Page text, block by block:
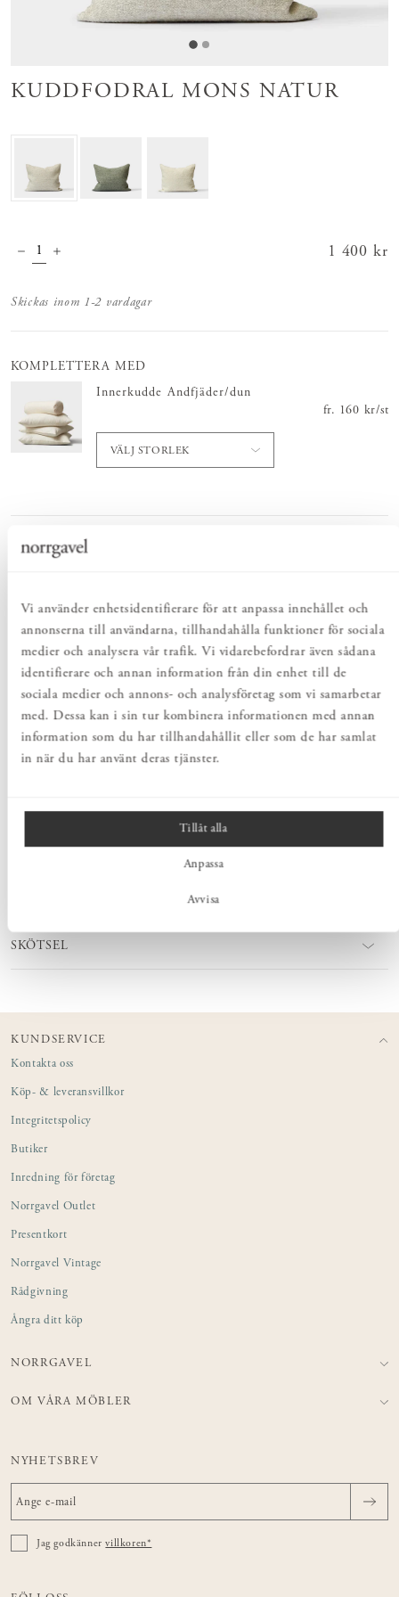
Vi använder enhetsidentifierare för att anpassa innehållet och
annonserna till användarna, tillhandahålla funktioner för sociala
medier och analysera vår trafik. Vi vidarebefordrar även sådana
identifierare och annan information från din enhet till de
sociala medier och annons- och analysföretag som vi samarbetar
med. Dessa kan i sin tur kombinera informationen med annan
information som du har tillhandahållit eller som de har samlat
in när du har använt deras tjänster.
Tillåt alla
Anpassa
Avvisa
KUDDFODRAL MONS NATUR
Pris:
1 400 kr
Skickas inom 1-2 vardagar
KOMPLETTERA MED
Innerkudde Andfjäder/dun
fr. Pris :160
160 kr/st
VÄLJ STORLEK
Lägg i varukorgen
PRODUKTBESKRIVNING
Kuddfodral Mons är en serie kuddfodral i vackra färger och fin
kvalitet. Mons är framtagen av svenska varumärket Astrid.
Kuddfodralen är en mix av linne och mjuk ull med en baksida av
100% oblekt linne. Natur är en av seriens färger och passar
MÅTT
SKÖTSEL
KUNDSERVICE
Kontakta oss
Köp- & leveransvillkor
Integritetspolicy
Butiker
Inredning för företag
Norrgavel Outlet
Presentkort
Norrgavel Vintage
Rådgivning
Ångra ditt köp
NORRGAVEL
OM VÅRA MÖBLER
NYHETSBREV
Jag godkännervillkoren*